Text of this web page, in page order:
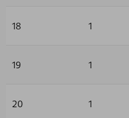
18 1
19 1
20 1